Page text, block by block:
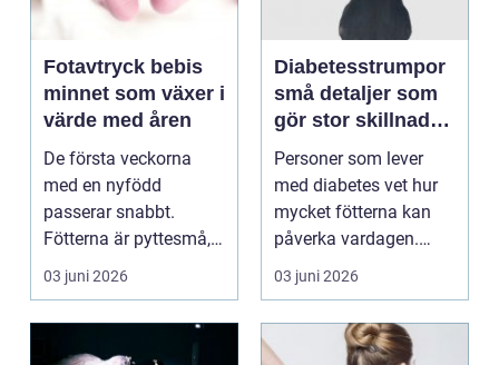
Fotavtryck bebis
minnet som växer i
värde med åren
De första veckorna
med en nyfödd
passerar snabbt.
Fötterna är pyttesmå,
huden är mjuk och
varje lite...
03 juni 2026
Diabetesstrumpor
små detaljer som
gör stor skillnad
för känsliga fötter
Personer som lever
med diabetes vet hur
mycket fötterna kan
påverka vardagen.
Nedsatt känsel, sämre
03 juni 2026